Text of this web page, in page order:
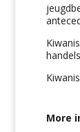
More